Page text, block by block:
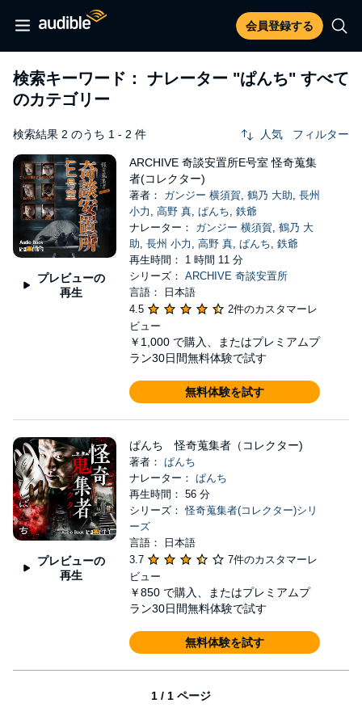
会員登録する
検索キーワード： ナレーター "ぱんち" すべて
のカテゴリー
検索結果 2 のうち 1 - 2 件 人気 フィルター
プレビューの
再生
ARCHIVE 奇談安置所E号室 怪奇蒐集
者(コレクター)
著者： ガンジー 横須賀, 鶴乃 大助, 長州
小力 , 高野 真, ぱんち, 鉄爺
ナレーター： ガンジー 横須賀, 鶴乃 大
助, 長州 小力 , 高野 真, ぱんち, 鉄爺
再生時間： 1 時間 11 分
シリーズ： ARCHIVE 奇談安置所
言語： 日本語
4.5
2件のカスタマーレ
ビュー
￥1,000 で購入、またはプレミアムプ
ラン30日間無料体験で試す
無料体験を試す
プレビューの
再生
ぱんち 怪奇蒐集者（コレクター)
著者： ぱんち
ナレーター： ぱんち
再生時間： 56 分
シリーズ：怪奇蒐集者(コレクター)シリ
ーズ
言語： 日本語
3.7
7件のカスタマーレ
ビュー
￥850 で購入、またはプレミアムプ
ラン30日間無料体験で試す
無料体験を試す
1 / 1 ページ